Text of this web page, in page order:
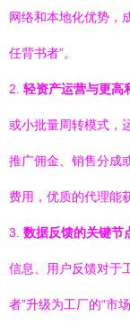
网络和本地化优势，
任背书者”。
2. 轻资产运营与更高
或小批量周转模式，
推广佣金、销售分成
费用，优质的代理能
3. 数据反馈的关键节
信息、用户反馈对于
者”升级为工厂的“市